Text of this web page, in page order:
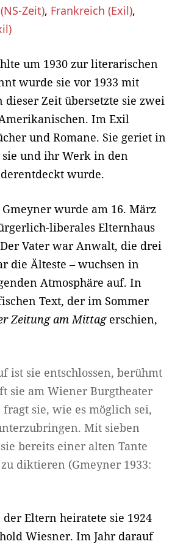
Zeit), Frankreich (Exil),
um 1930 zur literarischen
wurde sie vor 1933 mit
dieser Zeit übersetzte sie zwei
Im Exil
und Romane. Sie geriet in
sie und ihr Werk in den
wurde.
wurde am 16. März
liberales Elternhaus
Vater war Anwalt, die drei
die Älteste – wuchsen in
Atmosphäre auf. In
Text, der im Sommer
Zeitung am Mittagerschien,
ist sie entschlossen, berühmt
sie am Wiener Burgtheater
sie, wie es möglich sei,
Mit sieben
bereits einer alten Tante
diktieren (Gmeyner 1933:
Eltern heiratete sie 1924
Wiesner. Im Jahr darauf